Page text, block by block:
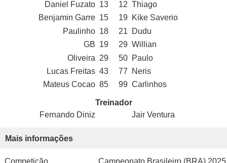
Daniel Fuzato 13 12 Thiago
Benjamin Garre 15 19 Kike Saverio
Paulinho 18 21
Dudu
GB 19 29 Willian
Oliveira 29 50 Paulo
Lucas Freitas 43 77
Neris
Mateus Cocao 85 99 Carlinhos
Treinador
Fernando Diniz
Jair Ventura
Mais informações
Competição
Campeonato Brasileiro (BRA) 2025